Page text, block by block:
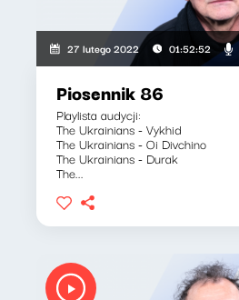
27 lutego 2022 01:52:52
Piosennik 86
Playlista audycji:
The Ukrainians - Vykhid
The Ukrainians - Oi Divchino
The Ukrainians - Durak
The...